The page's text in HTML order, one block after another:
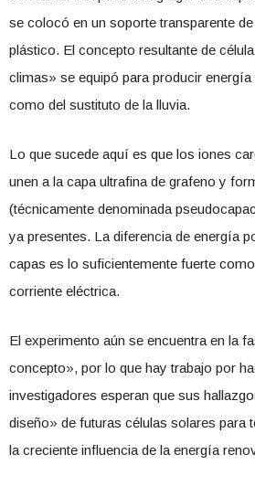
se colocó en un soporte transparente
plástico. El concepto resultante de
climas» se equipó para producir
como del sustituto de la lluvia.
Lo que sucede aquí es que los iones
unen a la capa ultrafina de grafeno y
(técnicamente denominada
ya presentes. La diferencia de energía
capas es lo suficientemente fuerte
corriente eléctrica.
El experimento aún se encuentra en la
concepto», por lo que hay trabajo por
investigadores esperan que sus
diseño» de futuras células solares para
la creciente influencia de la energía